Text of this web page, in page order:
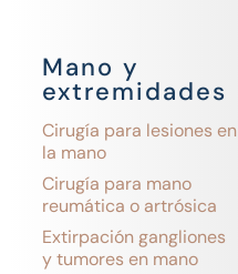
Mano y
extremidades
Cirugía para lesiones en
la mano
Cirugía para mano
reumática o artrósica
Extirpación gangliones
y tumores en mano